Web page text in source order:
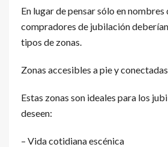
En lugar de pensar sólo en
compradores de jubilación
tipos de zonas.
Zonas accesibles a pie y
Estas zonas son ideales para los
deseen:
– Vida cotidiana escénica